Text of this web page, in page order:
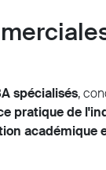
spécialisés,
pratique de
académique